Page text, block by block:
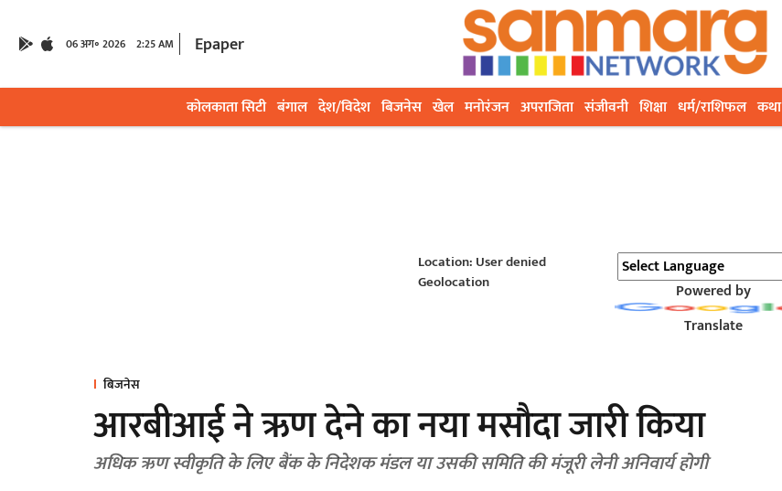
06 अग॰ 2026 2:25 AM Epaper
कोलकाता सिटी बंगाल देश/विदेश बिजनेस खेल मनोरंजन अपराजिता संजीवनी शिक्षा धर्म/राशिफल कथा
Location: User denied
Geolocation
Powered by
Translate
बिजनेस
आरबीआई ने ऋण देने का नया मसौदा जारी किया
अधिक ऋण स्वीकृति के लिए बैंक के निदेशक मंडल या उसकी समिति की मंजूरी लेनी अनिवार्य होगी